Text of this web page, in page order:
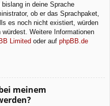
in deine Sprache
ob er das Sprachpaket,
es noch nicht existiert, würden
Weitere Informationen
Limited oder auf phpBB.de
meinem